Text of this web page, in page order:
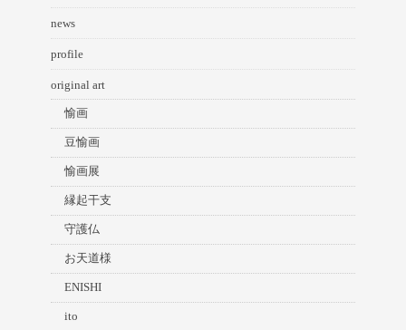
news
profile
original art
愉画
豆愉画
愉画展
縁起干支
守護仏
お天道様
ENISHI
ito